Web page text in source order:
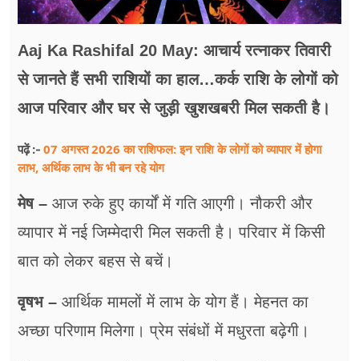
अन्य खबरें
Aaj Ka Rashifal 20 May: आचार्य रत्नाकर तिवारी
से जानते हैं सभी राशियों का हाल…कर्क राशि के लोगों को
आज परिवार और घर से जुड़ी खुशखबरी मिल सकती है।
पढ़ें :- 07 अगस्त 2026 का राशिफल: इन राशि के लोगों को व्यापार में होगा
लाभ, अर्थिक लाभ के भी बन रहे योग
मेष – आज रुके हुए कार्यों में गति आएगी। नौकरी और
व्यापार में नई जिम्मेदारी मिल सकती है। परिवार में किसी
बात को लेकर बहस से बचें।
वृषभ – आर्थिक मामलों में लाभ के योग हैं। मेहनत का
अच्छा परिणाम मिलेगा। प्रेम संबंधों में मधुरता बढ़ेगी।